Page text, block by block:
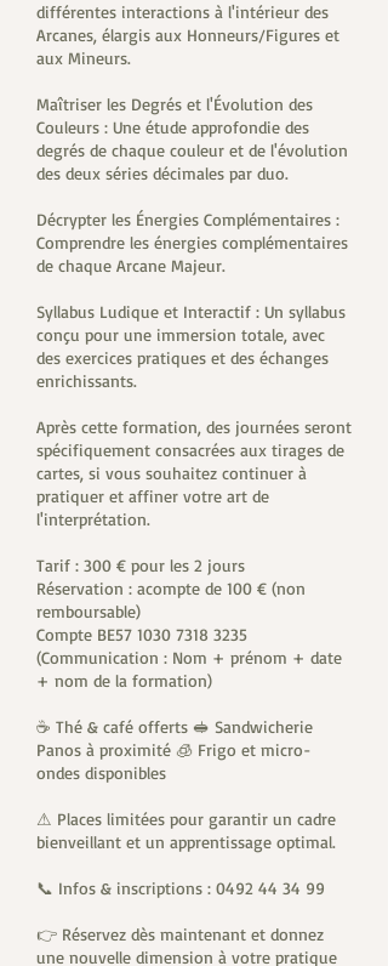
différentes interactions à l'intérieur des
Arcanes, élargis aux Honneurs/Figures et
aux Mineurs.
Maîtriser les Degrés et l'Évolution des
Couleurs : Une étude approfondie des
degrés de chaque couleur et de l'évolution
des deux séries décimales par duo.
Décrypter les Énergies Complémentaires :
Comprendre les énergies complémentaires
de chaque Arcane Majeur.
Syllabus Ludique et Interactif : Un syllabus
conçu pour une immersion totale, avec
des exercices pratiques et des échanges
enrichissants.
Après cette formation, des journées seront
spécifiquement consacrées aux tirages de
cartes, si vous souhaitez continuer à
pratiquer et affiner votre art de
l'interprétation.
Tarif : 300 € pour les 2 jours
Réservation : acompte de 100 € (non
remboursable)
Compte BE57 1030 7318 3235
(Communication : Nom + prénom + date
+ nom de la formation)
☕ Thé & café offerts 🥪 Sandwicherie
Panos à proximité 🧊 Frigo et micro-
ondes disponibles
⚠ Places limitées pour garantir un cadre
bienveillant et un apprentissage optimal.
📞 Infos & inscriptions : 0492 44 34 99
👉 Réservez dès maintenant et donnez
une nouvelle dimension à votre pratique